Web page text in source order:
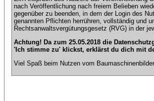
nach Veröffentlichung nach freiem Belieben
gegenüber zu beenden, in dem der Login des
genannten Pflichten herrühren, vollständig und
Rechtsanwaltsvergütungsgesetz (RVG) in der
Achtung! Da zum 25.05.2018 die
'Ich stimme zu' klickst, erklärst du dich mit
Viel Spaß beim Nutzen vom